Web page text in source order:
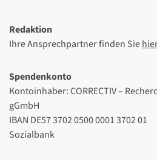
Redaktion
Ihre Ansprechpartner finden Siehier
Spendenkonto
Kontoinhaber: CORRECTIV –
gGmbH
IBAN DE57 3702 0500 0001 3702 01
Sozialbank